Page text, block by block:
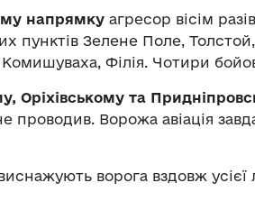
напрямку агресор вісім
пунктів Зелене Поле,
Філія. Чотири
Оріхівському та
проводив. Ворожа авіація
ворога вздовж усієї